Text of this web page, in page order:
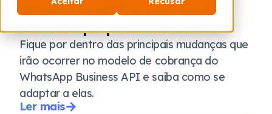
WhatsApp API: o que muda e
como se preparar?
Fique por dentro das principais mudanças que
irão ocorrer no modelo de cobrança do
WhatsApp Business API e saiba como se
adaptar a elas.
Ler mais